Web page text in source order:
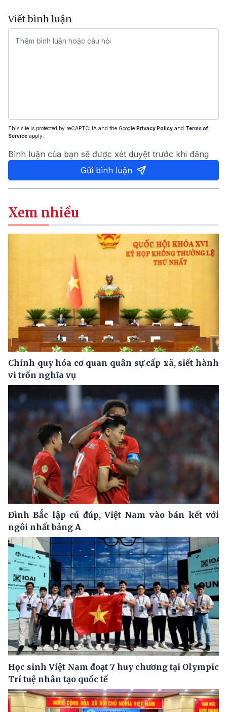
Viết bình luận
This site is protected by reCAPTCHA and the Google Privacy Policy and Terms of
Service apply.
Bình luận của bạn sẽ được xét duyệt trước khi đăng
Gửi bình luận
Xem nhiều
Chính quy hóa cơ quan quân sự cấp xã, siết hành
vi trốn nghĩa vụ
Đình Bắc lập cú đúp, Việt Nam vào bán kết với
ngôi nhất bảng A
Học sinh Việt Nam đoạt 7 huy chương tại Olympic
Trí tuệ nhân tạo quốc tế